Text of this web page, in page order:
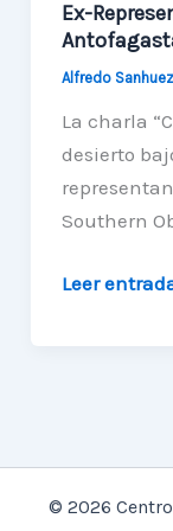
Ex-
Alfredo
La charla
desierto
Southern
Ex-
Leer
© 2026